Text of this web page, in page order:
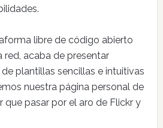
libre de código abierto
red, acaba de presentar
de plantillas sencillas e intuitivas
nuestra página personal de
que pasar por el aro de Flickr y